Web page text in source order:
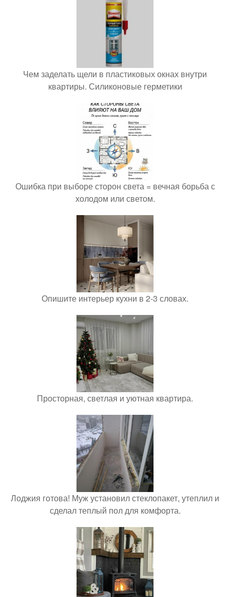
Чем заделать щели в пластиковых окнах внутри
квартиры. Силиконовые герметики
Ошибка при выборе сторон света = вечная борьба с
холодом или светом.
Опишите интерьер кухни в 2-3 словах.
Просторная, светлая и уютная квартира.
Лоджия готова! Муж установил стеклопакет, утеплил и
сделал теплый пол для комфорта.